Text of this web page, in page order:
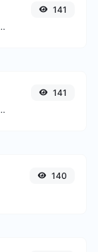
uma roda de cores e obter resultados em qualquer formato.
141
para qualquer entrada de texto.
141
140